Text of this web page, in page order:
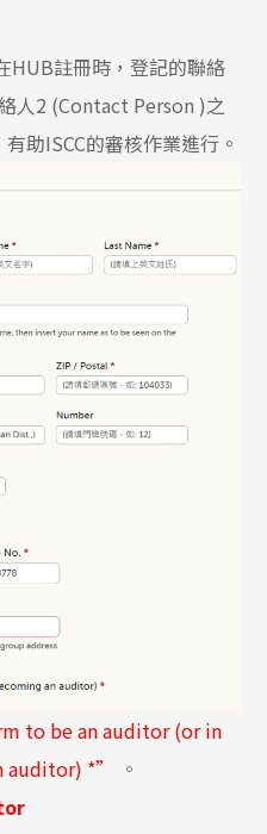
HUB註冊時，登記的聯絡
人2 (Contact Person )之
助ISCC的審核作業進行。
to be an auditor (or in
auditor) *”
。